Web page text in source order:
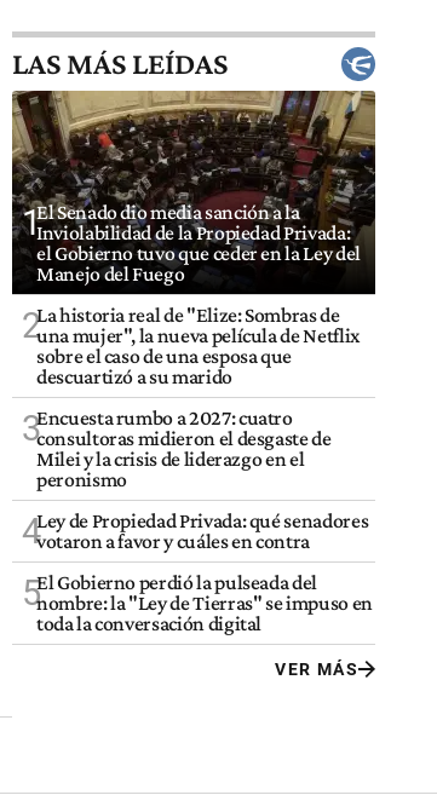
LAS MÁS LEÍDAS
1El Senado dio media sanción a la
Inviolabilidad de la Propiedad Privada:
el Gobierno tuvo que ceder en la Ley del
Manejo del Fuego
2La historia real de "Elize: Sombras de
una mujer", la nueva película de Netflix
sobre el caso de una esposa que
descuartizó a su marido
3Encuesta rumbo a 2027: cuatro
consultoras midieron el desgaste de
Milei y la crisis de liderazgo en el
peronismo
4Ley de Propiedad Privada: qué senadores
votaron a favor y cuáles en contra
5El Gobierno perdió la pulseada del
nombre: la "Ley de Tierras" se impuso en
toda la conversación digital
VER MÁS